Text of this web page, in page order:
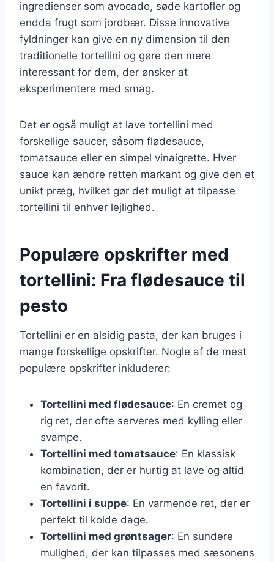
ingredienser som avocado, søde kartofler og
endda frugt som jordbær. Disse innovative
fyldninger kan give en ny dimension til den
traditionelle tortellini og gøre den mere
interessant for dem, der ønsker at
eksperimentere med smag.
Det er også muligt at lave tortellini med
forskellige saucer, såsom flødesauce,
tomatsauce eller en simpel vinaigrette. Hver
sauce kan ændre retten markant og give den et
unikt præg, hvilket gør det muligt at tilpasse
tortellini til enhver lejlighed.
Populære opskrifter med
tortellini: Fra flødesauce til
pesto
Tortellini er en alsidig pasta, der kan bruges i
mange forskellige opskrifter. Nogle af de mest
populære opskrifter inkluderer:
Tortellini med flødesauce: En cremet og
rig ret, der ofte serveres med kylling eller
svampe.
Tortellini med tomatsauce: En klassisk
kombination, der er hurtig at lave og altid
en favorit.
Tortellini i suppe: En varmende ret, der er
perfekt til kolde dage.
Tortellini med grøntsager: En sundere
mulighed, der kan tilpasses med sæsonens